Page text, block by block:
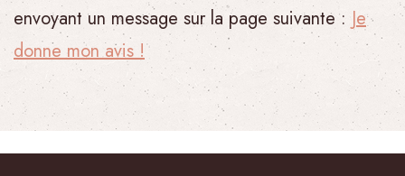
envoyant un message sur la page suivante : Je
donne mon avis !